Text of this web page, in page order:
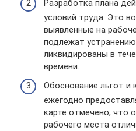
Разработка плана
условий труда. Это
выявленные на
подлежат
ликвидированы в
времени.
Обоснование льгот и
ежегодно
карте отмечено, что
рабочего места